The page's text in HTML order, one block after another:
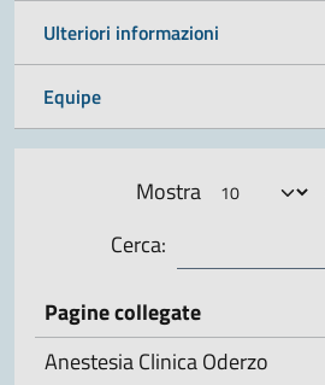
Ulteriori informazioni
Equipe
Mostra
Cerca:
Pagine collegate
Anestesia Clinica Oderzo